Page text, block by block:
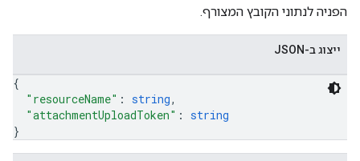
הפניה לנתוני הקובץ המצורף.
ייצוג ב-JSON
{
"resourceName" : string,
"attachmentUploadToken" : string
}